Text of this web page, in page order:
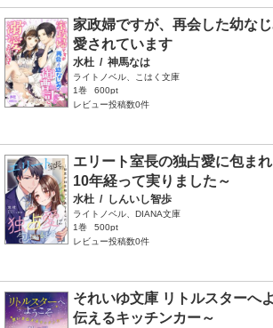
家政婦ですが、再会した幼な
愛されています
水杜 / 神馬なは
ライトノベル、こはく文庫
1巻
600pt
レビュー投稿数0件
エリート室長の独占愛に包ま
10年経って実りました～
水杜 / しんいし智歩
ライトノベル、DIANA文庫
1巻
500pt
レビュー投稿数0件
それいゆ文庫 リトルスターへ
伝えるキッチンカー～